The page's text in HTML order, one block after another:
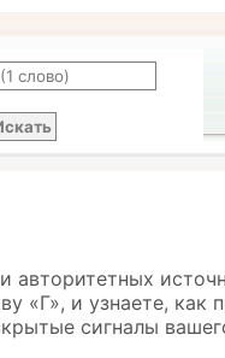
«Г», и узнаете, как
сигналы